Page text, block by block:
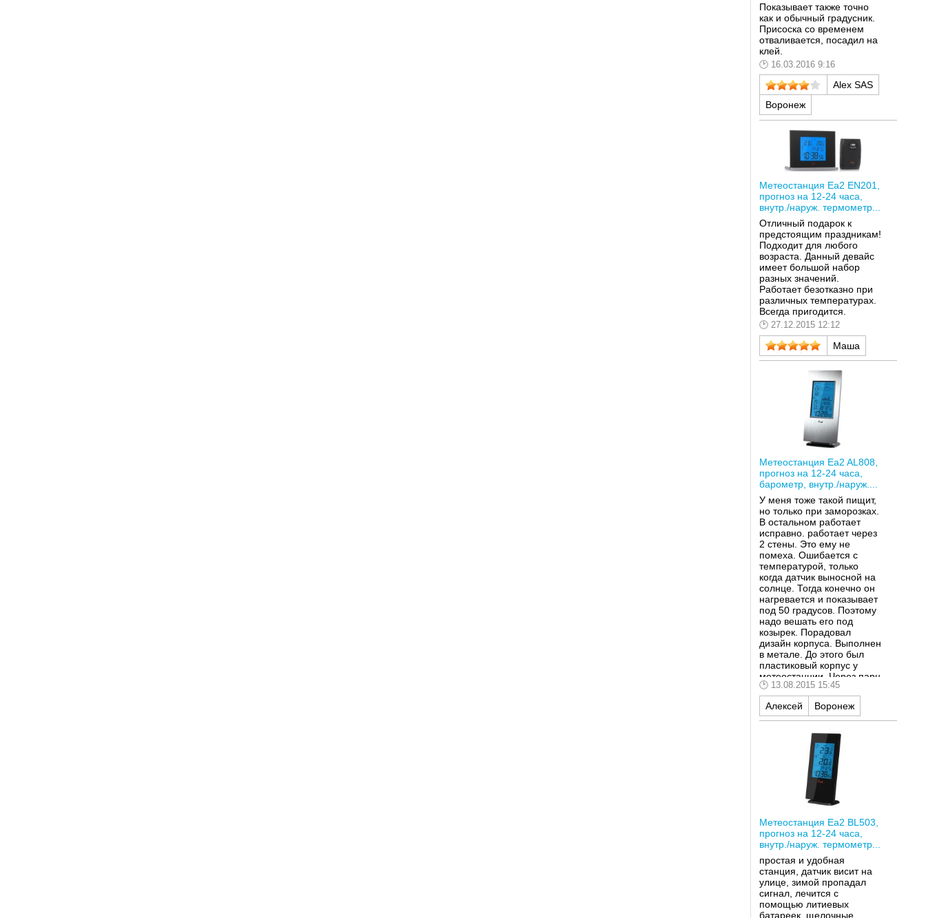
Показывает также точно
как и обычный градусник.
Присоска со временем
отваливается, посадил на
клей.
16.03.2016 9:16
Alex SAS
Воронеж
Метеостанция Ea2 EN201,
прогноз на 12-24 часа,
внутр./наруж. термометр...
Отличный подарок к
предстоящим праздникам!
Подходит для любого
возраста. Данный девайс
имеет большой набор
разных значений.
Работает безотказно при
различных температурах.
Всегда пригодится.
27.12.2015 12:12
Маша
Метеостанция Ea2 AL808,
прогноз на 12-24 часа,
барометр, внутр./наруж....
У меня тоже такой пищит,
но только при заморозках.
В остальном работает
исправно. работает через
2 стены. Это ему не
помеха. Ошибается с
температурой, только
когда датчик выносной на
солнце. Тогда конечно он
нагревается и показывает
под 50 градусов. Поэтому
надо вешать его под
козырек. Порадовал
дизайн корпуса. Выполнен
в метале. До этого был
пластиковый корпус у
метеостанции. Через парц
месяцев пластик весь
поцарапан и вид уже не
ахти. А тут даже спустя год
- как новенький. По
прогнозу конечно не очень
точно показывает, ну тут и
понятно. Связи же со
спутником нет никакой. Но
очень часто показывал
правильно.
13.08.2015 15:45
Алексей Воронеж
Метеостанция Ea2 BL503,
прогноз на 12-24 часа,
внутр./наруж. термометр...
простая и удобная
станция, датчик висит на
улице, зимой пропадал
сигнал, лечится с
помощью литиевых
батареек, щелочные